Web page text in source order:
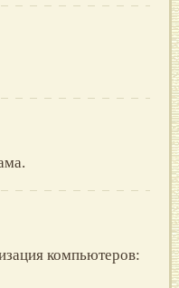
компьютеров: